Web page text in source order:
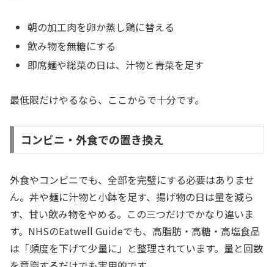
朝の加工肉を卵か蒸し鶏に替える
飲み物を無糖にする
即席麺や総菜の日は、汁物と青菜を足す
最低限だけやるなら、ここからで十分です。
コンビニ・外食での置き換え
外食やコンビニでも、全部を完璧にする必要はありませ
ん。丼や麺に汁物と小鉢を足す、揚げ物の日は量を減ら
す、甘い飲み物をやめる。この三つだけでかなり違いま
す。NHSのEatwell Guideでも、高脂肪・高糖・高塩食品
は「頻度を下げて少量に」と整理されています。量と回数